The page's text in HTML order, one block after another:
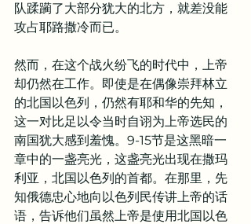
队蹂躏了大部分犹大的北方，就差没能
攻占耶路撒冷而已。
然而，在这个战火纷飞的时代中，上帝
却仍然在工作。即使是在偶像崇拜林立
的北国以色列，仍然有耶和华的先知，
这一对比足以令当时自诩为上帝选民的
南国犹大感到羞愧。9-15节是这黑暗一
章中的一盏亮光，这盏亮光出现在撒玛
利亚，北国以色列的首都。在那里，先
知俄德忠心地向以色列民传讲上帝的话
语，告诉他们虽然上帝是使用北国以色